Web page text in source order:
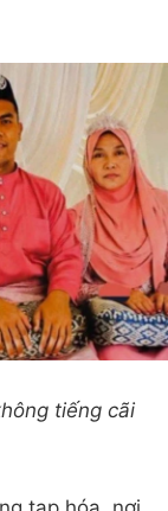
tiếng cãi